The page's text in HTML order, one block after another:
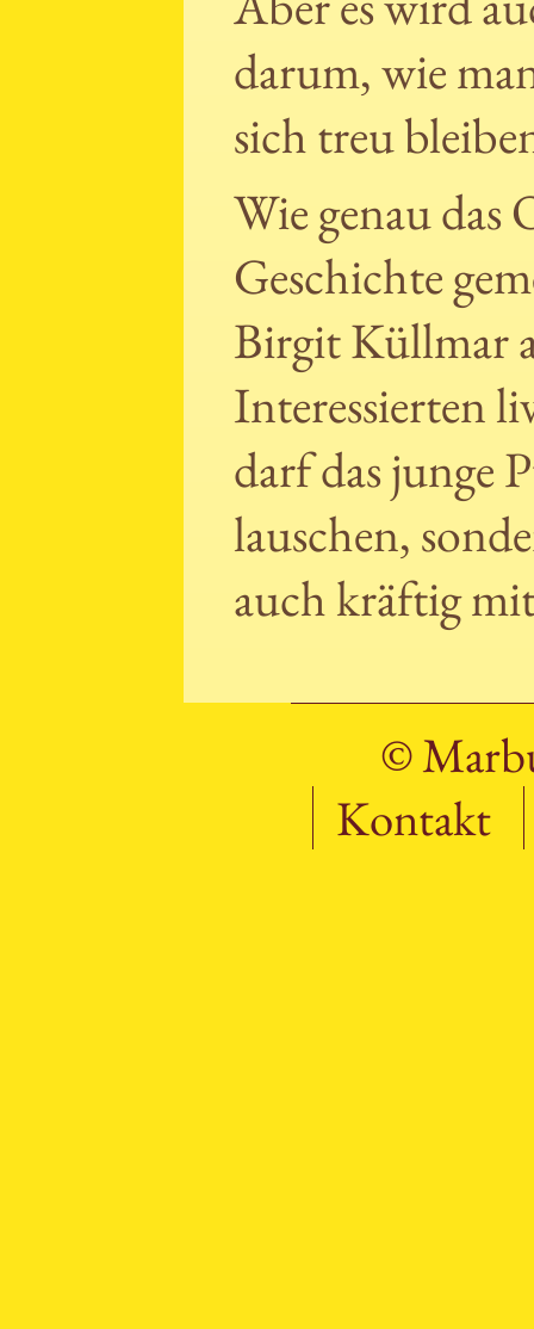
darum, wie
sich treu
Wie genau das
Geschichte
Birgit Küllmar
Interessierten
darf das junge
lauschen,
auch kräftig
©
Kontakt